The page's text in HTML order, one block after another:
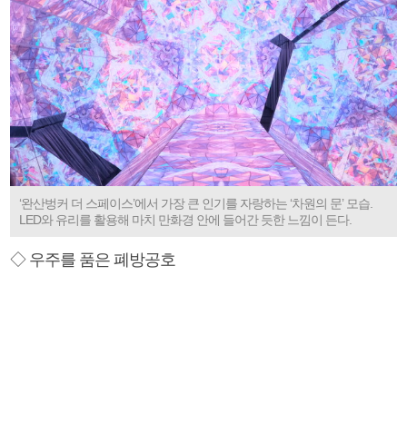
‘완산벙커 더 스페이스’에서 가장 큰 인기를 자랑하는 ‘차원의 문’ 모습.
LED와 유리를 활용해 마치 만화경 안에 들어간 듯한 느낌이 든다.
◇ 우주를 품은 폐방공호